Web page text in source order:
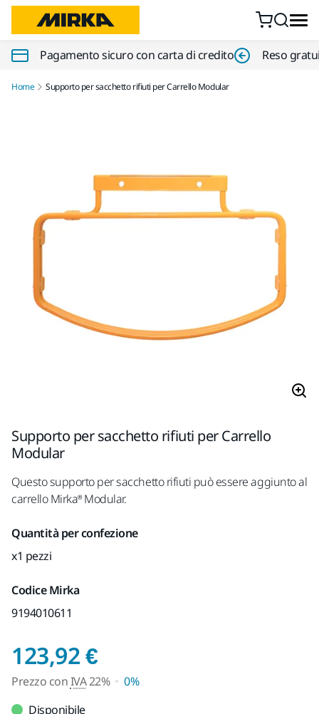
Pagamento sicuro con carta di credito Reso
Home Supporto per sacchetto rifiuti per Carrello Modular
Supporto per sacchetto rifiuti per Carrello
Modular
Questo supporto per sacchetto rifiuti può essere aggiunto al
carrello Mirka® Modular.
Quantità per confezione
x1 pezzi
Codice Mirka
9194010611
123,92 €Prezzo con IVA 22%
Prezzo conIVA22%
0%
Disponibile